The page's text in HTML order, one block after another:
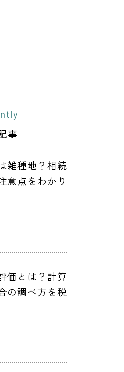
事
雑種地？相続
意点をわかり
価とは？計算
の調べ方を税